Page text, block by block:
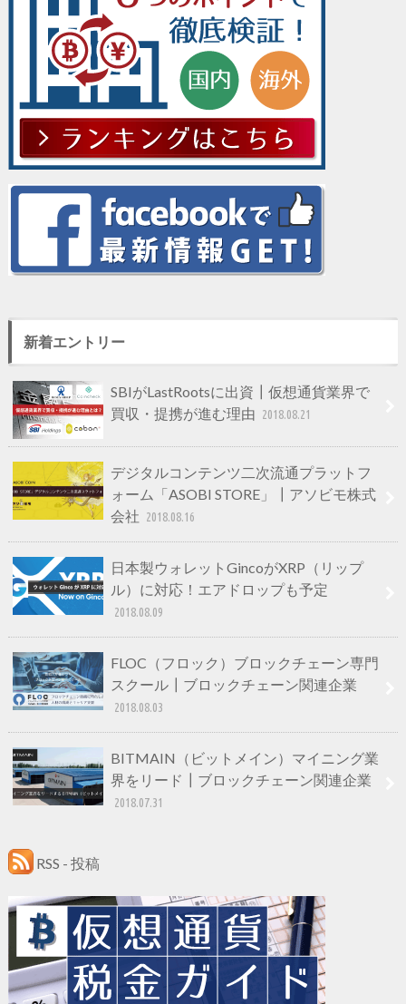
新着エントリー
SBIがLastRootsに出資┃仮想通貨業界で
買収・提携が進む理由 2018.08.21
デジタルコンテンツ二次流通プラットフ
ォーム「ASOBI STORE」┃アソビモ株式
会社 2018.08.16
日本製ウォレットGincoがXRP（リップ
ル）に対応！エアドロップも予定
2018.08.09
FLOC（フロック）ブロックチェーン専門
スクール┃ブロックチェーン関連企業
2018.08.03
BITMAIN（ビットメイン）マイニング業
界をリード┃ブロックチェーン関連企業
2018.07.31
RSS - 投稿